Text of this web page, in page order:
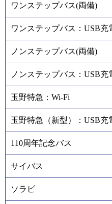
ワンステップバス(両備)
ワンステップバス：USB充
ノンステップバス(両備)
ノンステップバス：USB充
玉野特急：Wi-Fi
玉野特急（新型）：USB充
110周年記念バス
サイバス
ソラビ